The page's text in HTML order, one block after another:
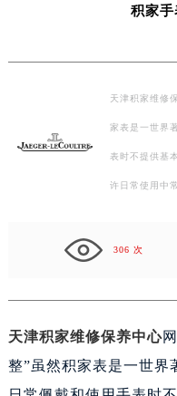
积家
天津积家维修
家表是一世界
表时不提供基
许日常使用中
306 次
天津积家维修保养中心
整”虽然积家表是一世界